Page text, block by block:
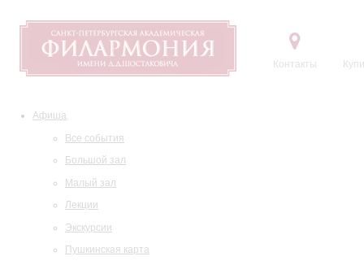
Контакты
Афиша
Все события
Большой зал
Малый зал
Лекции
Экскурсии
Пушкинская карта